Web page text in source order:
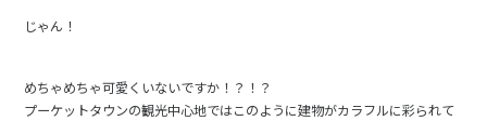
じゃん！
めちゃめちゃ可愛くいないですか！？！？
プーケットタウンの観光中心地ではこのように建物がカラフルに彩られて